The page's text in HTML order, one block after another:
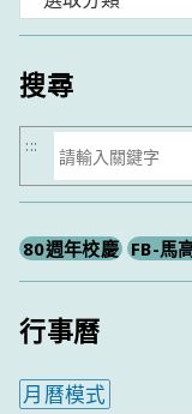
類
搜尋
搜
尋
:::
80週年校慶 FB-馬
行事曆
月曆模式